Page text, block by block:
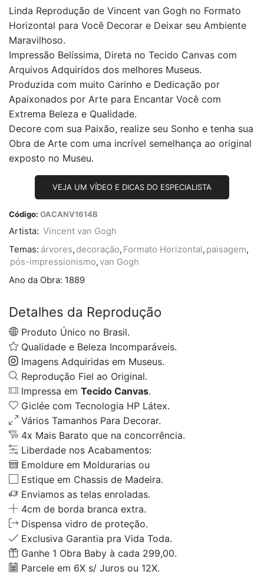
Linda Reprodução de Vincent van Gogh no Formato
Horizontal para Você Decorar e Deixar seu Ambiente
Maravilhoso.
Impressão Belíssima, Direta no Tecido Canvas com
Arquivos Adquiridos dos melhores Museus.
Produzida com muito Carinho e Dedicação por
Apaixonados por Arte para Encantar Você com
Extrema Beleza e Qualidade.
Decore com sua Paixão, realize seu Sonho e tenha sua
Obra de Arte com uma incrível semelhança ao original
exposto no Museu.
VEJA UM VÍDEO E DICAS DO ESPECIALISTA
Código: OACANV1614B
Artista: Vincent van Gogh
Temas: árvores, decoração, Formato Horizontal, paisagem,
pós-impressionismo,van Gogh
Ano da Obra: 1889
Detalhes da Reprodução
Produto Único no Brasil.
Qualidade e Beleza Incomparáveis.
Imagens Adquiridas em Museus.
Reprodução Fiel ao Original.
Impressa em Tecido Canvas.
Giclée com Tecnologia HP Látex.
Vários Tamanhos Para Decorar.
4x Mais Barato que na concorrência.
Liberdade nos Acabamentos:
Emoldure em Moldurarias ou
Estique em Chassis de Madeira.
Enviamos as telas enroladas.
4cm de borda branca extra.
Dispensa vidro de proteção.
Exclusiva Garantia pra Vida Toda.
Ganhe 1 Obra Baby à cada 299,00.
Parcele em 6X s/ Juros ou 12X.